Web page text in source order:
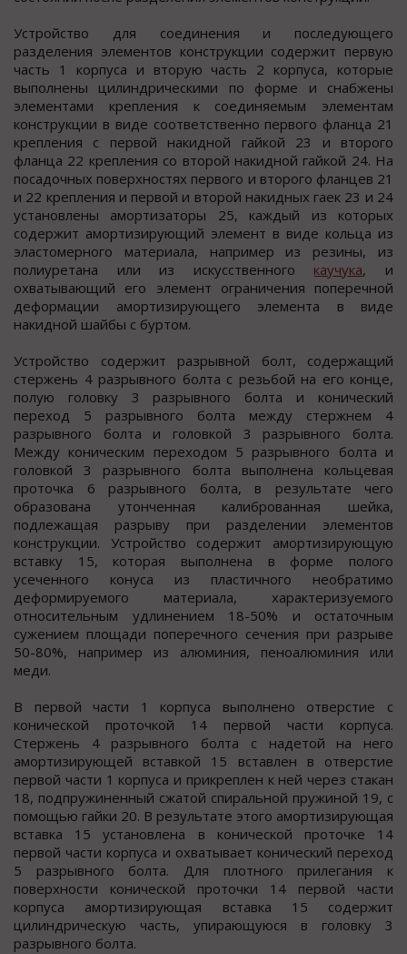
Устройство для соединения и последующего
разделения элементов конструкции содержит первую
часть 1 корпуса и вторую часть 2 корпуса, которые
выполнены цилиндрическими по форме и снабжены
элементами крепления к соединяемым элементам
конструкции в виде соответственно первого фланца 21
крепления с первой накидной гайкой 23 и второго
фланца 22 крепления со второй накидной гайкой 24. На
посадочных поверхностях первого и второго фланцев 21
и 22 крепления и первой и второй накидных гаек 23 и 24
установлены амортизаторы 25, каждый из которых
содержит амортизирующий элемент в виде кольца из
эластомерного материала, например из резины, из
полиуретана или из искусственного каучука, и
охватывающий его элемент ограничения поперечной
деформации амортизирующего элемента в виде
накидной шайбы с буртом.
Устройство содержит разрывной болт, содержащий
стержень 4 разрывного болта с резьбой на его конце,
полую головку 3 разрывного болта и конический
переход 5 разрывного болта между стержнем 4
разрывного болта и головкой 3 разрывного болта.
Между коническим переходом 5 разрывного болта и
головкой 3 разрывного болта выполнена кольцевая
проточка 6 разрывного болта, в результате чего
образована утонченная калиброванная шейка,
подлежащая разрыву при разделении элементов
конструкции. Устройство содержит амортизирующую
вставку 15, которая выполнена в форме полого
усеченного конуса из пластичного необратимо
деформируемого материала, характеризуемого
относительным удлинением 18-50% и остаточным
сужением площади поперечного сечения при разрыве
50-80%, например из алюминия, пеноалюминия или
меди.
В первой части 1 корпуса выполнено отверстие с
конической проточкой 14 первой части корпуса.
Стержень 4 разрывного болта с надетой на него
амортизирующей вставкой 15 вставлен в отверстие
первой части 1 корпуса и прикреплен к ней через стакан
18, подпружиненный сжатой спиральной пружиной 19, с
помощью гайки 20. В результате этого амортизирующая
вставка 15 установлена в конической проточке 14
первой части корпуса и охватывает конический переход
5 разрывного болта. Для плотного прилегания к
поверхности конической проточки 14 первой части
корпуса амортизирующая вставка 15 содержит
цилиндрическую часть, упирающуюся в головку 3
разрывного болта.